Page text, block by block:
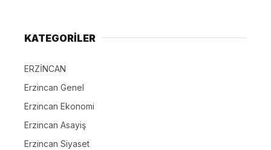
KATEGORİLER
ERZİNCAN
Erzincan Genel
Erzincan Ekonomi
Erzincan Asayiş
Erzincan Siyaset